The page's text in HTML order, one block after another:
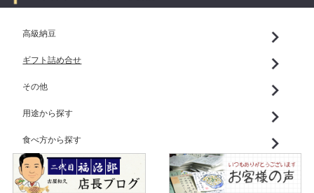
高級納豆
ギフト詰め合せ
その他
用途から探す
食べ方から探す